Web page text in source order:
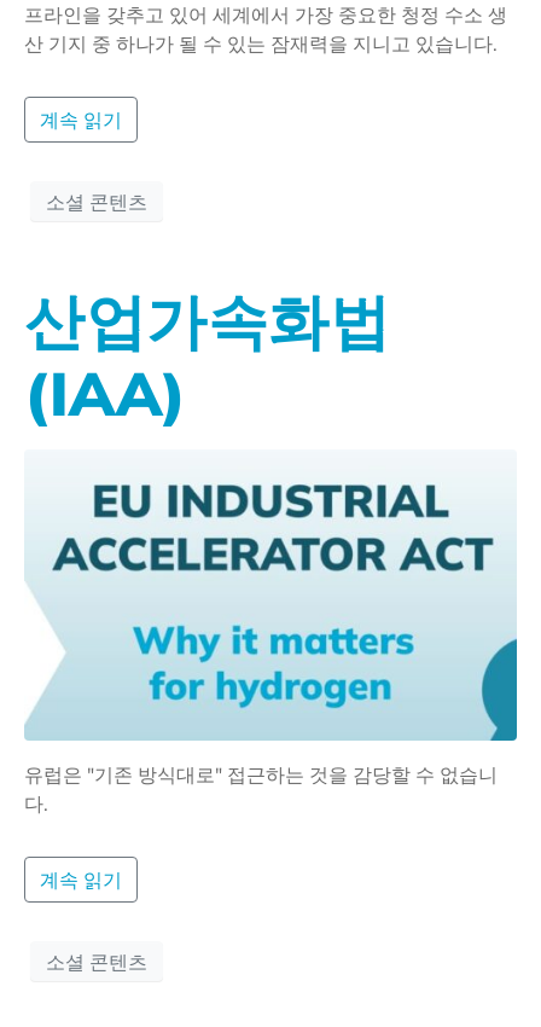
프라인을 갖추고 있어 세계에서 가장 중요한 청정 수소 생
산 기지 중 하나가 될 수 있는 잠재력을 지니고 있습니다.
계속 읽기
소셜 콘텐츠
산업가속화법
(IAA)
유럽은 "기존 방식대로" 접근하는 것을 감당할 수 없습니
다.
계속 읽기
소셜 콘텐츠